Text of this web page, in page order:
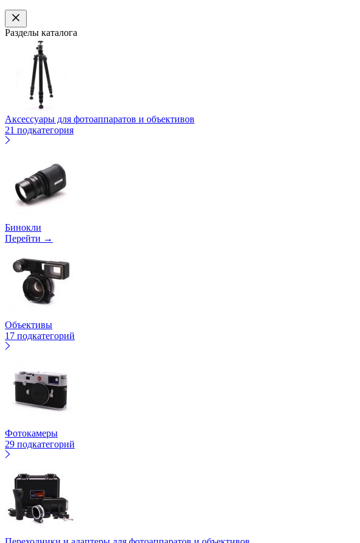
Разделы каталога
Аксессуары для фотоаппаратов и объективов
21 подкатегория
Бинокли
Перейти →
Объективы
17 подкатегорий
Фотокамеры
29 подкатегорий